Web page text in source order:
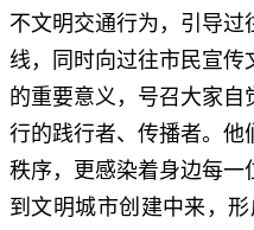
不文明交通行为，引导
线，同时向过往市民宣
的重要意义，号召大家
行的践行者、传播者。他
秩序，更感染着身边每一
到文明城市创建中来，